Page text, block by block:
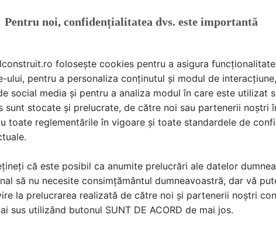
sectorului amenajărilor peisagistice și orientarea spre
sunt prezentate proiecte de grădini cu plante
asigură o gestionare eficientă a apei.
#TotulPentruCasaTa2024 reprezintă locul ideal
de top. Nu rata ocazia de a face parte din această
din industria home & deco.
orar 10:00-18:00
10:00-16:00
acest subiect? Scrie-o aici!
Pentru noi, confidențialitatea dvs. este importantă
folosește cookies pentru a asigura
ului, pentru a personaliza conținutul și modul de
social media și pentru a analiza modul în care este utilizat
sunt stocate și prelucrate, de către noi sau partenerii noștri
toate reglementările în vigoare și toate standardele de
că este posibil ca anumite prelucrări ale datelor
să nu necesite consimțământul dumneavoastră, dar vă
la prelucrarea realizată de către noi și partenerii noștri
sus utilizând butonul SUNT DE ACORD de mai jos.